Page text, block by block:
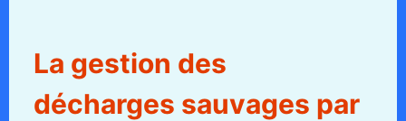
La gestion des
décharges sauvages par